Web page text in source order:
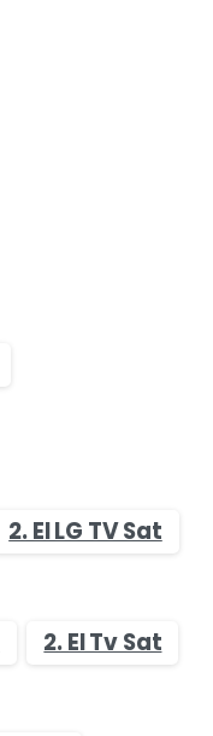
2. El LG TV Sat
2. El Tv Sat